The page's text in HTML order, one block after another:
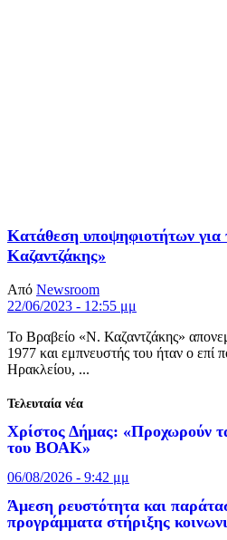
Κατάθεση υποψηφιοτήτων για
Καζαντζάκης»
Από Newsroom
22/06/2023 - 12:55 μμ
Το Βραβείο «Ν. Καζαντζάκης»
1977 και εμπνευστής του ήταν ο επί
Ηρακλείου, ...
Τελευταία νέα
Χρίστος Δήμας: «Προχωρούν
του ΒΟΑΚ»
06/08/2026 - 9:42 μμ
Άμεση ρευστότητα και
προγράμματα στήριξης